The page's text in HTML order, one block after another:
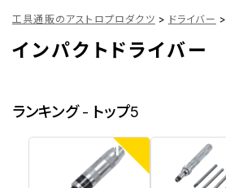
工具通販のアストロプロダクツ > ドライバー >
インパクトドライバー
ランキング - トップ5
1